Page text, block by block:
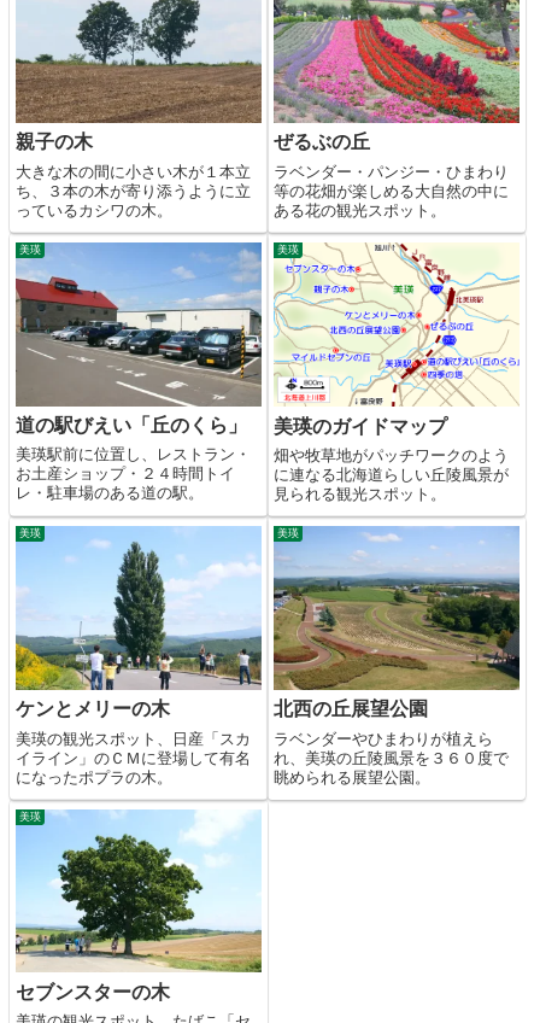
親子の木
大きな木の間に小さい木が１本立
ち、３本の木が寄り添うように立
っているカシワの木。
ぜるぶの丘
ラベンダー・パンジー・ひまわり
等の花畑が楽しめる大自然の中に
ある花の観光スポット。
美瑛
道の駅びえい「丘のくら」
美瑛駅前に位置し、レストラン・
お土産ショップ・２４時間トイ
レ・駐車場のある道の駅。
美瑛
美瑛のガイドマップ
畑や牧草地がパッチワークのよう
に連なる北海道らしい丘陵風景が
見られる観光スポット。
美瑛
ケンとメリーの木
美瑛の観光スポット、日産「スカ
イライン」のＣＭに登場して有名
になったポプラの木。
美瑛
北西の丘展望公園
ラベンダーやひまわりが植えら
れ、美瑛の丘陵風景を３６０度で
眺められる展望公園。
美瑛
セブンスターの木